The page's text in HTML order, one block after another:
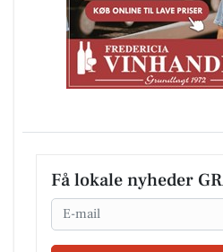
Få lokale nyheder
Email